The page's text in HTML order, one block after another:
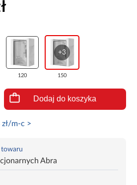
120
+3
150
Dodaj do koszyka
zł/m-c >
towaru
Abra